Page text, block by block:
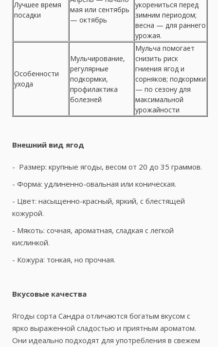
Лучшее время
посадки
мая или сентябрь
— октябрь
укорениться перед
зимним периодом;
весна — для раннего
урожая.
Особенности
ухода
Мульчирование,
регулярные
подкормки,
профилактика
болезней
Мульча помогает
снизить риск
гниения ягод и
сорняков; подкормки
— по сезону для
максимальной
урожайности
Внешний вид ягод
- Размер: крупные ягоды, весом от 20 до 35 граммов.
- Форма: удлиненно-овальная или коническая.
- Цвет: насыщенно-красный, яркий, с блестящей
кожурой.
- Мякоть: сочная, ароматная, сладкая с легкой
кислинкой.
- Кожура: тонкая, но прочная.
Вкусовые качества
Ягоды сорта Сандра отличаются богатым вкусом с
ярко выраженной сладостью и приятным ароматом.
Они идеально подходят для употребления в свежем